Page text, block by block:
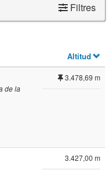
Filtres
Altitud
de la
3.478,69 m
3.427,00 m